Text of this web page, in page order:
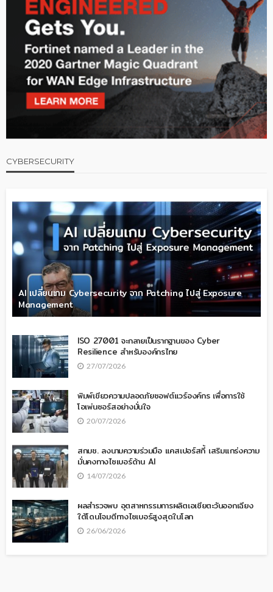
CYBERSECURITY
AI เปลี่ยนเกม Cybersecurity จาก Patching ไปสู่ Exposure
Management
ISO 27001 จะกลายเป็นรากฐานของ Cyber
Resilience สำหรับองค์กรไทย
27/07/2026
พิมพ์เขียวความปลอดภัยซอฟต์แวร์องค์กร เพื่อการใช้
โอเพ่นซอร์สอย่างมั่นใจ
20/07/2026
สกมช. ลงนามความร่วมมือ แคสเปอร์สกี้ เสริมแกร่งความ
มั่นคงทางไซเบอร์ด้าน AI
14/07/2026
ผลสำรวจพบ อุตสาหกรรมการผลิตเอเชียตะวันออกเฉียง
ใต้โดนโจมตีทางไซเบอร์สูงสุดในโลก
26/06/2026